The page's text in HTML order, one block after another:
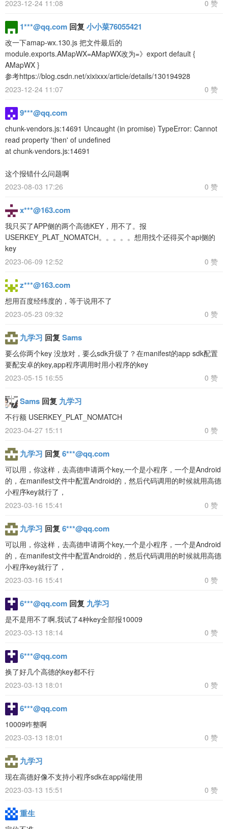
2023-12-24 11:08 0 赞
1***@qq.com 回复 小小菜76055421
改一下amap-wx.130.js 把文件最后的
module.exports.AMapWX=AMapWX改为=》export default {
AMapWX }
参考https://blog.csdn.net/xixixxx/article/details/130194928
2023-12-24 11:07
0 赞
9***@qq.com
chunk-vendors.js:14691 Uncaught (in promise) TypeError: Cannot
read property 'then' of undefined
at chunk-vendors.js:14691
这个报错什么问题啊
2023-08-03 17:26
0 赞
x***@163.com
我只买了APP侧的两个高德KEY，用不了。报
USERKEY_PLAT_NOMATCH。。。。。想用找个还得买个api侧的
key
2023-06-09 12:52
0 赞
z***@163.com
想用百度经纬度的，等于说用不了
2023-05-23 09:32
0 赞
九学习 回复 Sams
要么你两个key 没放对，要么sdk升级了？在manifest的app sdk配置
要配安卓的key,app程序调用时用小程序的key
2023-05-15 16:55
0 赞
Sams 回复 九学习
不行额 USERKEY_PLAT_NOMATCH
2023-04-27 15:11
0 赞
九学习 回复 6***@qq.com
可以用，你这样，去高德申请两个key,一个是小程序，一个是Android
的，在manifest文件中配置Android的，然后代码调用的时候就用高德
小程序key就行了，
2023-03-16 15:41
0 赞
九学习 回复 6***@qq.com
可以用，你这样，去高德申请两个key,一个是小程序，一个是Android
的，在manifest文件中配置Android的，然后代码调用的时候就用高德
小程序key就行了，
2023-03-16 15:41
0 赞
6***@qq.com 回复 九学习
是不是用不了啊,我试了4种key全部报10009
2023-03-13 18:14
0 赞
6***@qq.com
换了好几个高德的key都不行
2023-03-13 18:01
0 赞
6***@qq.com
10009咋整啊
2023-03-13 18:01
0 赞
九学习
现在高德好像不支持小程序sdk在app端使用
2023-03-13 15:51
0 赞
重生